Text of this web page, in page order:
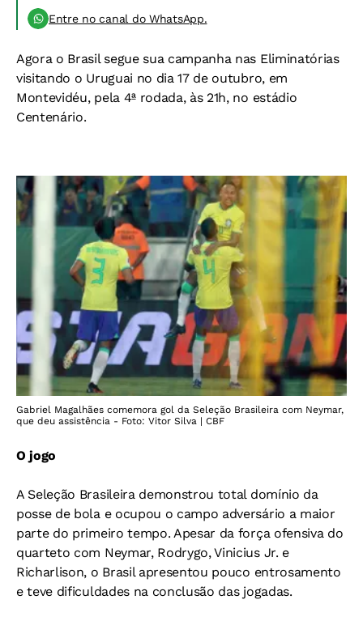
Entre no canal do WhatsApp.
Agora o Brasil segue sua campanha nas Eliminatórias
visitando o Uruguai no dia 17 de outubro, em
Montevidéu, pela 4ª rodada, às 21h, no estádio
Centenário.
Gabriel Magalhães comemora gol da Seleção Brasileira com Neymar,
que deu assistência - Foto: Vitor Silva | CBF
O jogo
A Seleção Brasileira demonstrou total domínio da
posse de bola e ocupou o campo adversário a maior
parte do primeiro tempo. Apesar da força ofensiva do
quarteto com Neymar, Rodrygo, Vinicius Jr. e
Richarlison, o Brasil apresentou pouco entrosamento
e teve dificuldades na conclusão das jogadas.